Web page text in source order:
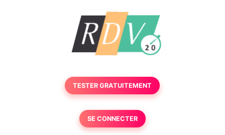
TESTER GRATUITEMENT
SE CONNECTER